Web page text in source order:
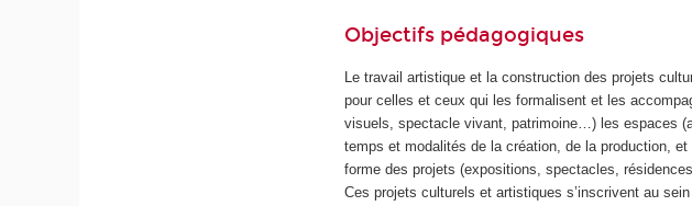
Objectifs pédagogiques
Le travail artistique et la construction des projets
pour celles et ceux qui les formalisent et les
visuels, spectacle vivant, patrimoine…) les espaces
temps et modalités de la création, de la production,
forme des projets (expositions, spectacles,
Ces projets culturels et artistiques s’inscrivent au